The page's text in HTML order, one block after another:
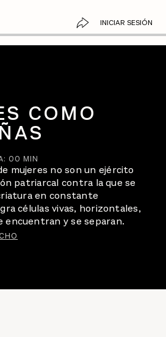
INICIAR SESIÓN
COMO
00 MIN
mujeres no son un ejército
patriarcal contra la que se
en constante
células vivas, horizontales,
encuentran y se separan.